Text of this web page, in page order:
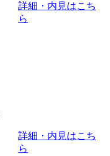
詳細・内見はこち
ら
詳細・内見はこち
ら